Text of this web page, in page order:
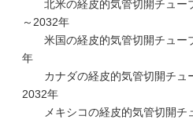
北米の経皮的気管切開チュー
～2032年
米国の経皮的気管切開チュー
年
カナダの経皮的気管切開チュ
2032年
メキシコの経皮的気管切開チ